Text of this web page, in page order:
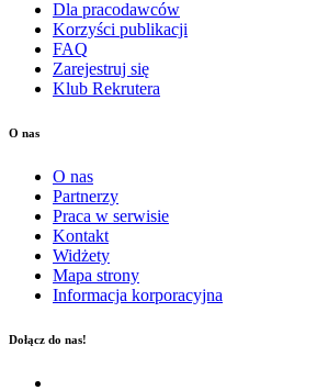
Dla pracodawców
Korzyści publikacji
FAQ
Zarejestruj się
Klub Rekrutera
O nas
O nas
Partnerzy
Praca w serwisie
Kontakt
Widżety
Mapa strony
Informacja korporacyjna
Dołącz do nas!